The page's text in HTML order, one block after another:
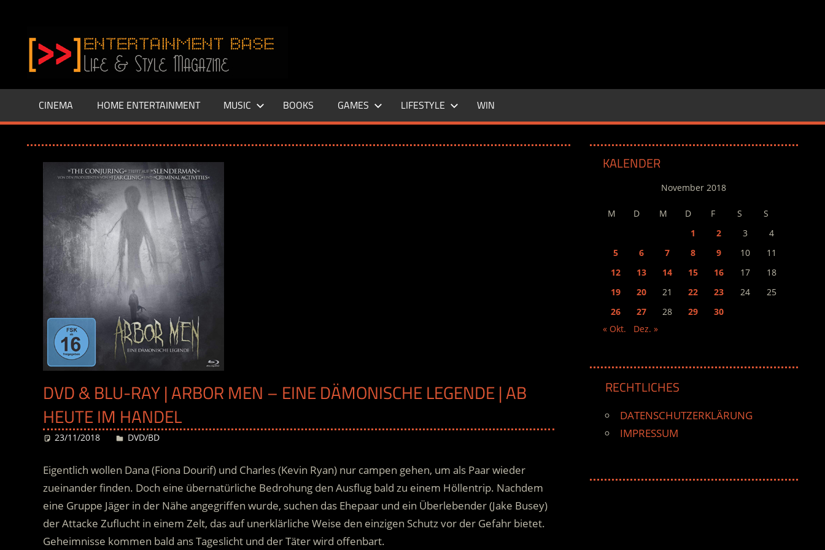
springen
–
LIFE
Base.de
CINEMA HOME ENTERTAINMENT MUSIC BOOKS GAMES LIFESTYLE WIN
DVD & BLU-RAY | ARBOR MEN – EINE DÄMONISCHE LEGENDE | AB
HEUTE IM HANDEL
23/11/2018 Desiree
DVD/BD
Eigentlich wollen Dana (Fiona Dourif) und Charles (Kevin Ryan) nur campen gehen, um als Paar wieder
zueinander finden. Doch eine übernatürliche Bedrohung den Ausflug bald zu einem Höllentrip. Nachdem
eine Gruppe Jäger in der Nähe angegriffen wurde, suchen das Ehepaar und ein Überlebender(Jake Busey)
der Attacke Zuflucht in einem Zelt, das auf unerklärliche Weise den einzigen Schutz vor der Gefahr bietet.
Geheimnisse kommen bald ans Tageslicht und der Täter wird offenbart.
KALENDER
November 2018
M D M D F S
S
1
2 3
4
5
6 7 8 9 10
11
12
13 14 15 16 17
18
19
20 21 22 23 24
25
26
27 28 29
30
« Okt.
Dez. »
RECHTLICHES
DATENSCHUTZERKLÄRUNG
IMPRESSUM